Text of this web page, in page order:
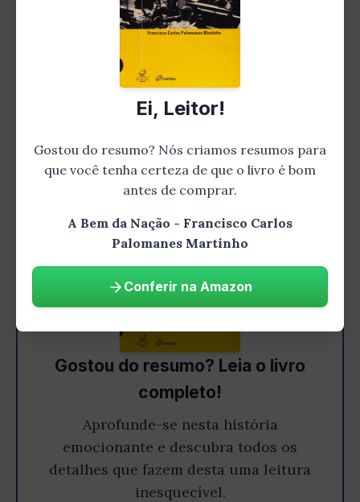
outros, somos levados a questionar quem é
realmente confiável e quais são suas
verdadeiras intenções.
Capítulo 4: Uma Jornada Perigosa
Gostou do resumo? Leia o livro
completo!
Aprofunde-se nesta história
emocionante e descubra todos os
detalhes que fazem desta uma leitura
inesquecível.
Ei, Leitor!
Gostou do resumo? Nós criamos resumos para
que você tenha certeza de que o livro é bom
antes de comprar.
A Bem da Nação - Francisco Carlos
Palomanes Martinho
Conferir na Amazon